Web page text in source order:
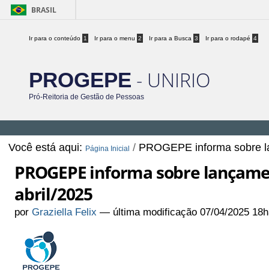
BRASIL
Ir para o conteúdo 1 Ir para o menu 2 Ir para a Busca 3 Ir para o rodapé 4
PROGEPE - UNIRIO
Pró-Reitoria de Gestão de Pessoas
Você está aqui: Página Inicial / PROGEPE informa sobre
PROGEPE informa sobre
abril/2025
porGraziella Felix — última modificação 07/04/2025